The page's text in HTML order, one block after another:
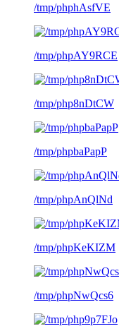
/tmp/phphAsfVE
/tmp/phpAY9RCE
/tmp/php8nDtCW
/tmp/phpbaPapP
/tmp/phpAnQlNd
/tmp/phpKeKIZM
/tmp/phpNwQcs6